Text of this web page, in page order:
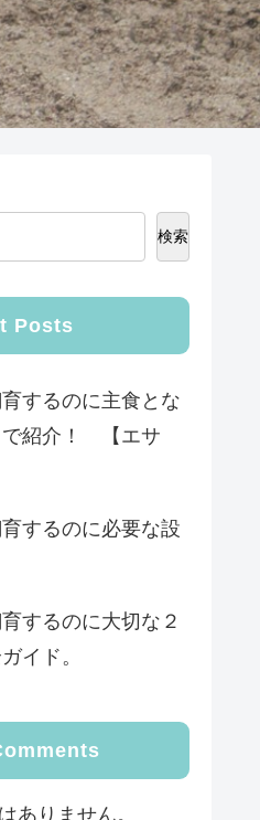
検索
Posts
するのに主食とな
紹介！ 【エサ
するのに必要な設
するのに大切な２
イド。
ありません。